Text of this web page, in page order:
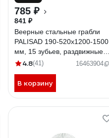
785 ₽
841 ₽
Веерные стальные грабли
PALISAD 190-520х1200-1500
мм, 15 зубьев, раздвижные
6175655
4.8(41) 16463904
В корзину